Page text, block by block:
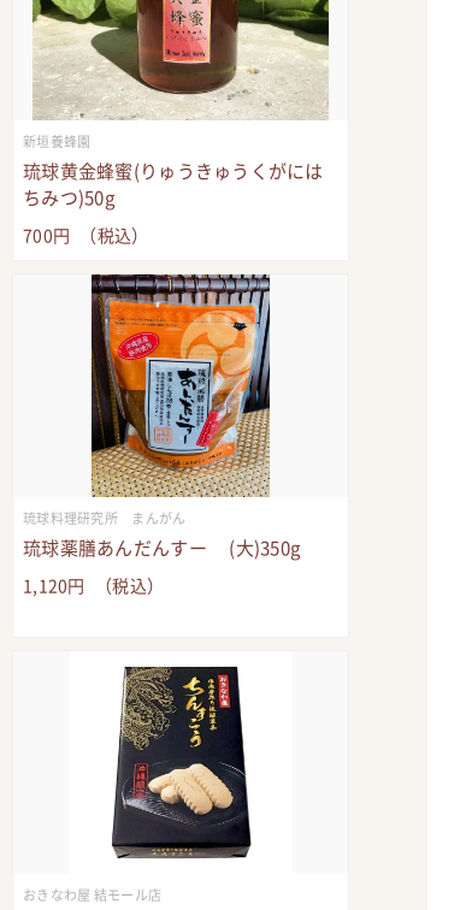
新垣養蜂園
琉球黄金蜂蜜(りゅうきゅうくがには
ちみつ)50g
700円 （税込）
琉球料理研究所 まんがん
琉球薬膳あんだんすー (大)350g
1,120円 （税込）
おきなわ屋 結モール店